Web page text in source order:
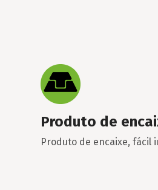
Produto de
Produto de encaixe, fácil